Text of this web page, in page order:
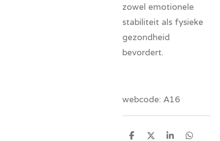
zowel emotionele
stabiliteit als fysieke
gezondheid
bevordert.
webcode: A16